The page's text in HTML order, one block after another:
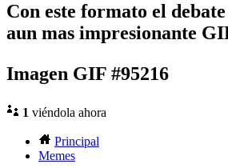
Con este formato el
aun mas impresionante
Imagen GIF #95216
1 viéndola ahora
Principal
Memes